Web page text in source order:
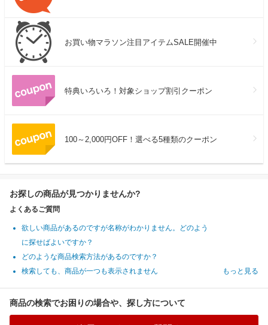
お買い物マラソン注目アイテムSALE開催中
特典いろいろ！対象ショップ割引クーポン
100～2,000円OFF！選べる5種類のクーポン
お探しの商品が見つかりませんか?
よくあるご質問
欲しい商品があるのですが名称がわかりません。どのよう
に探せばよいですか？
どのような商品検索方法があるのですか？
検索しても、商品が一つも表示されません
もっと見る
商品の検索でお困りの場合や、探し方について